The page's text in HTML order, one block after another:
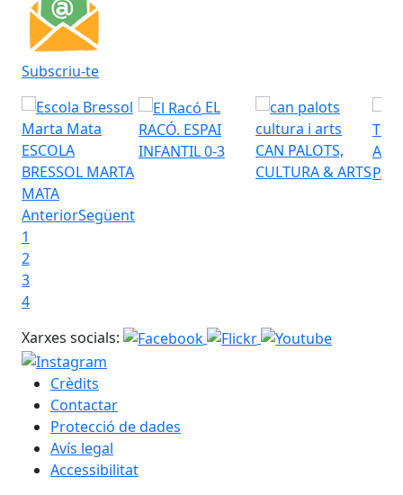
Subscriu-te
ESCOLA
BRESSOL MARTA
MATA
EL
RACÓ. ESPAI
INFANTIL 0-3
CAN PALOTS,
CULTURA & ARTS
AnteriorSegüent
1
2
3
4
Xarxes socials:
Crèdits
Contactar
Protecció de dades
Avís legal
Accessibilitat